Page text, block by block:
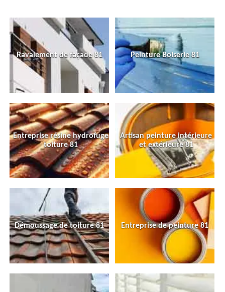
Ravalement de façade 81 Peinture Boiserie 81
Entreprise résine hydrofuge
toiture 81
Artisan peinture intérieure
et extérieure 81
Démoussage de toiture 81 Entreprise de peinture 81